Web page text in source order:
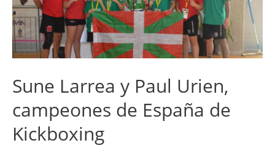
Sune Larrea y Paul Urien,
campeones de España de
Kickboxing